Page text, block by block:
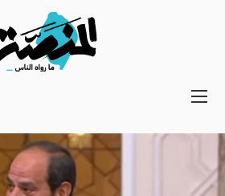
Main
Secondary
Navigation